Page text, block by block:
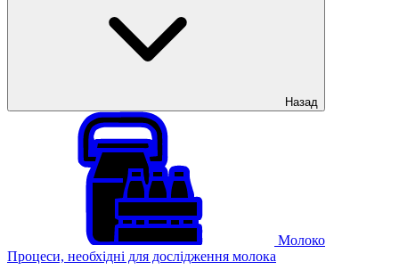
Назад
Молоко
Процеси, необхідні для дослідження молока